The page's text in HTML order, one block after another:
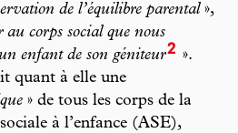
de l’équilibre parental»,
corps social que nous
enfant de son géniteur2 ».
quant à elle une
» de tous les corps de la
à l’enfance (ASE),